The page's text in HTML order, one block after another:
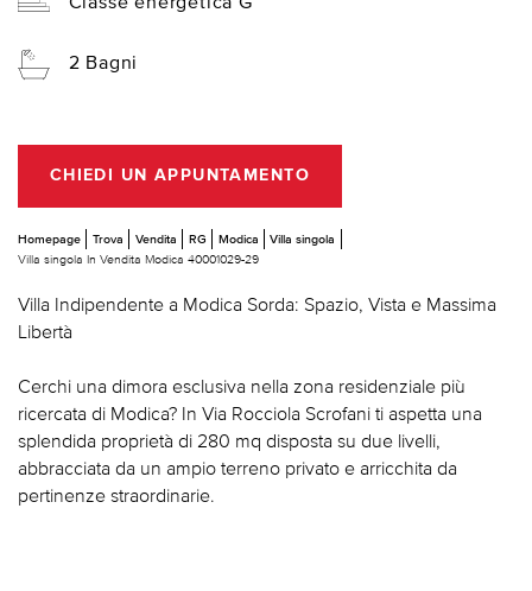
Classe energetica G
2 Bagni
CHIEDI UN APPUNTAMENTO
Homepage Trova Vendita RG Modica
Villa singola
Villa singola In Vendita Modica 40001029-29
Villa Indipendente a Modica Sorda: Spazio, Vista e Massima
Libertà
Cerchi una dimora esclusiva nella zona residenziale più
ricercata di Modica? In Via Rocciola Scrofani ti aspetta una
splendida proprietà di 280 mq disposta su due livelli,
abbracciata da un ampio terreno privato e arricchita da
pertinenze straordinarie.